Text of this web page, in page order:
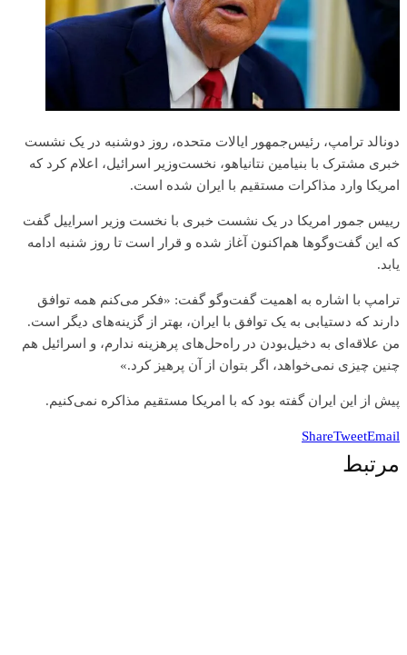
دونالد ترامپ، رئیس‌جمهور ایالات متحده، روز دوشنبه در یک نشست
خبری مشترک با بنیامین نتانیاهو، نخست‌وزیر اسرائیل، اعلام کرد که
امریکا وارد مذاکرات مستقیم با ایران شده است.
رییس جمور امریکا در یک نشست خبری با نخست وزیر اسراییل گفت
که این گفت‌وگوها هم‌اکنون آغاز شده و قرار است تا روز شنبه ادامه
یابد.
ترامپ با اشاره به اهمیت گفت‌وگو گفت: «فکر می‌کنم همه توافق
دارند که دستیابی به یک توافق با ایران، بهتر از گزینه‌های دیگر است.
من علاقه‌ای به دخیل‌بودن در راه‌حل‌های پرهزینه ندارم، و اسرائیل هم
چنین چیزی نمی‌خواهد، اگر بتوان از آن پرهیز کرد.»
پیش از این ایران گفته بود که با امریکا مستقیم مذاکره نمی‌کنیم.
ShareTweetEmail
مرتبط